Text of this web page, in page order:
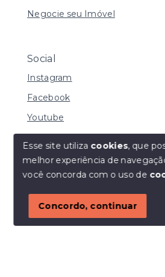
Olá! Estamos
Negocie seu Imóvel
Social
Instagram
Facebook
Youtube
© Copyright 2026 - I URBE
IMOBILIÁRIA | CRECI 33.934 J -
SITE PARA IMOBILIARIA
Esse site utiliza cookies, que
melhor experiência de
você concorda com o uso de
Concordo, continuar